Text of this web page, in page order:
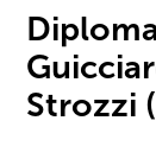
Strozzi